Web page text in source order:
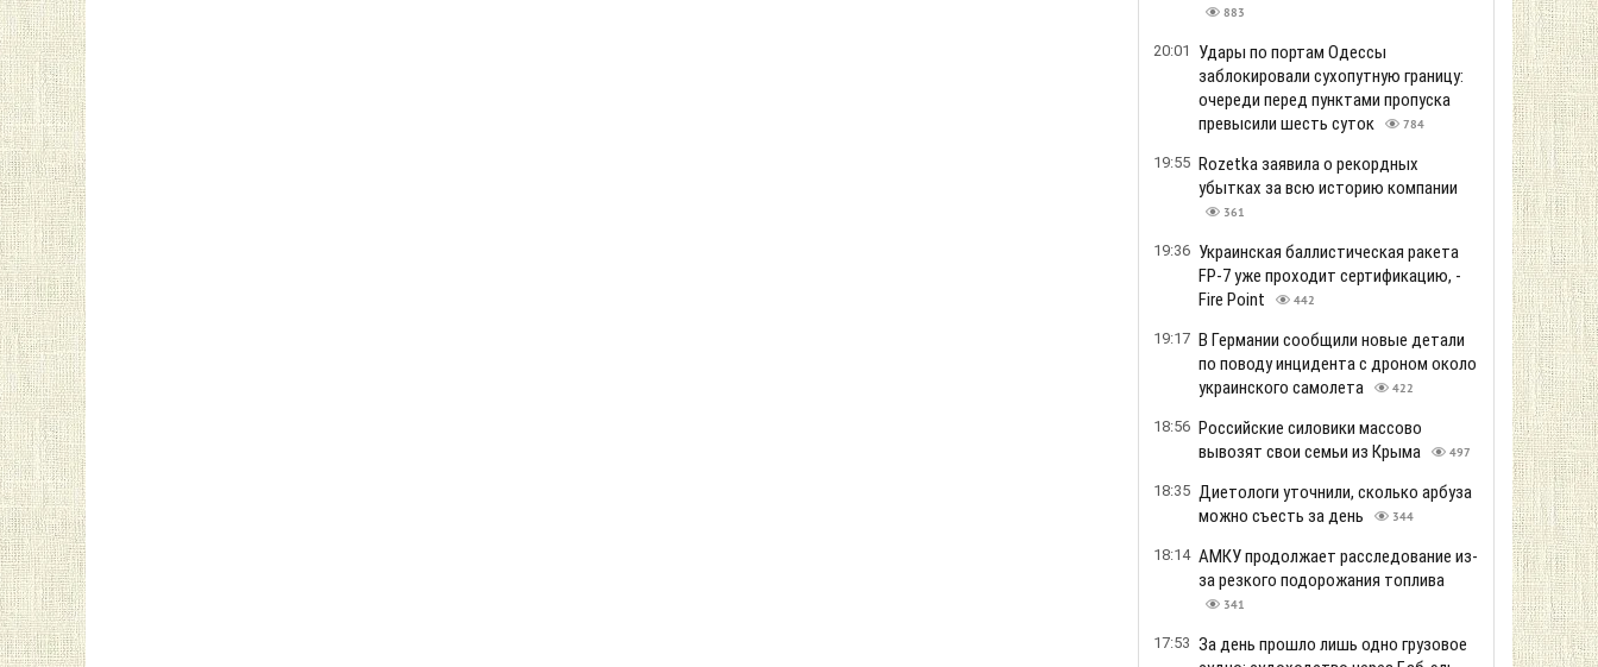
883
20:01
Удары по портам Одессы
заблокировали сухопутную границу:
очереди перед пунктами пропуска
превысили шесть суток
784
19:55 Rozetka заявила о рекордных
убытках за всю историю компании
361
19:36 Украинская баллистическая ракета
FP-7 уже проходит сертификацию, -
Fire Point
442
19:17 В Германии сообщили новые детали
по поводу инцидента с дроном около
украинского самолета
422
18:56 Российские силовики массово
вывозят свои семьи из Крыма
497
18:35 Диетологи уточнили, сколько арбуза
можно съесть за день
344
18:14 АМКУ продолжает расследование из-
за резкого подорожания топлива
341
17:53 За день прошло лишь одно грузовое